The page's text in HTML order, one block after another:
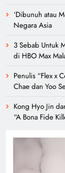
‘Dibunuh atau
Negara Asia
3 Sebab Untuk
di HBO Max
Penulis “Flex x
Chae dan Yoo
Kong Hyo Jin
“A Bona Fide